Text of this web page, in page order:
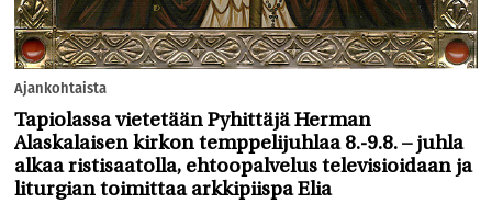
Ajankohtaista
Tapiolassa vietetään Pyhittäjä Herman
Alaskalaisen kirkon temppelijuhlaa 8.-9.8. – juhla
alkaa ristisaatolla, ehtoopalvelus televisioidaan ja
liturgian toimittaa arkkipiispa Elia